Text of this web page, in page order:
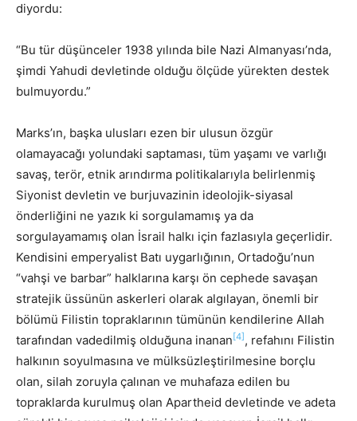
diyordu:
“Bu tür düşünceler 1938 yılında bile Nazi Almanyası’nda,
şimdi Yahudi devletinde olduğu ölçüde yürekten destek
bulmuyordu.”
Marks’ın, başka ulusları ezen bir ulusun özgür
olamayacağı yolundaki saptaması, tüm yaşamı ve varlığı
savaş, terör, etnik arındırma politikalarıyla belirlenmiş
Siyonist devletin ve burjuvazinin ideolojik-siyasal
önderliğini ne yazık ki sorgulamamış ya da
sorgulayamamış olan İsrail halkı için fazlasıyla geçerlidir.
Kendisini emperyalist Batı uygarlığının, Ortadoğu’nun
“vahşi ve barbar” halklarına karşı ön cephede savaşan
stratejik üssünün askerleri olarak algılayan, önemli bir
bölümü Filistin topraklarının tümünün kendilerine Allah
tarafından vadedilmiş olduğuna inanan [4] , refahını Filistin
halkının soyulmasına ve mülksüzleştirilmesine borçlu
olan, silah zoruyla çalınan ve muhafaza edilen bu
topraklarda kurulmuş olan Apartheid devletinde ve adeta